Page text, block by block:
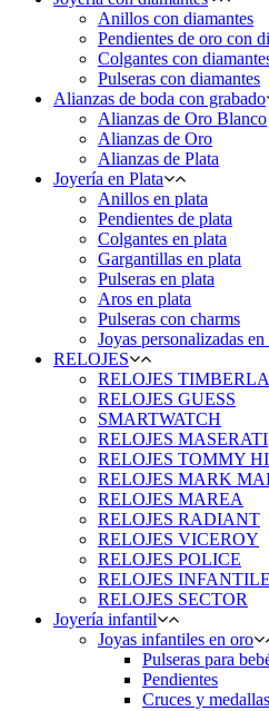
Anillos con diamantes
Pendientes de oro con
Colgantes con
Pulseras con diamantes
Alianzas de boda con grabado
Alianzas de Oro Blanco
Alianzas de Oro
Alianzas de Plata
Joyería en Plata
Anillos en plata
Pendientes de plata
Colgantes en plata
Gargantillas en plata
Pulseras en plata
Aros en plata
Pulseras con charms
Joyas personalizadas en
RELOJES
RELOJES
RELOJES GUESS
SMARTWATCH
RELOJES MASERATI
RELOJES TOMMY
RELOJES MARK
RELOJES MAREA
RELOJES RADIANT
RELOJES VICEROY
RELOJES POLICE
RELOJES
RELOJES SECTOR
Joyería infantil
Joyas infantiles en oro
Pulseras para
Pendientes
Cruces y medallas